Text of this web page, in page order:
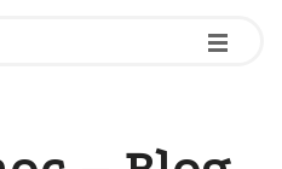
-
-
-